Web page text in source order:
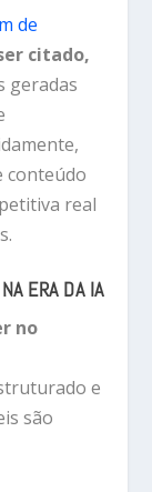
de
citado,
geradas
,
conteúdo
real
ERA DA IA
no
e
são